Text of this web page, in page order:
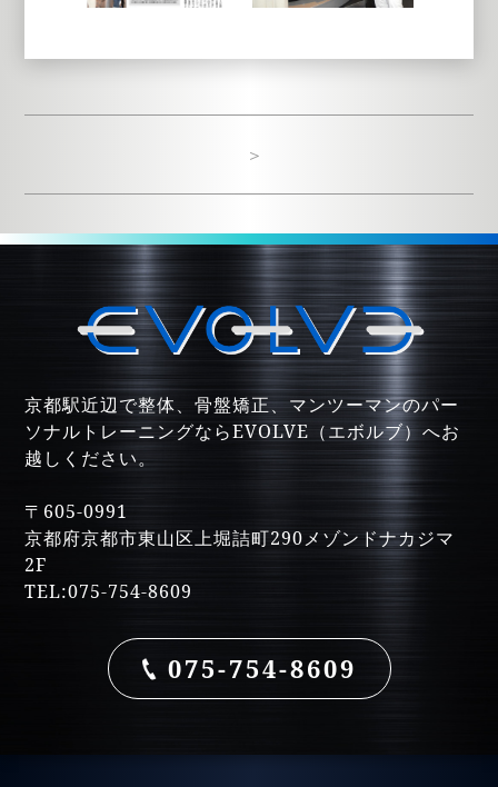
＞
京都駅近辺で整体、骨盤矯正、マンツーマンのパー
ソナルトレーニングならEVOLVE（エボルブ）へお
越しください。
〒605-0991
京都府京都市東山区上堀詰町290メゾンドナカジマ
2F
TEL:075-754-8609
075-754-8609